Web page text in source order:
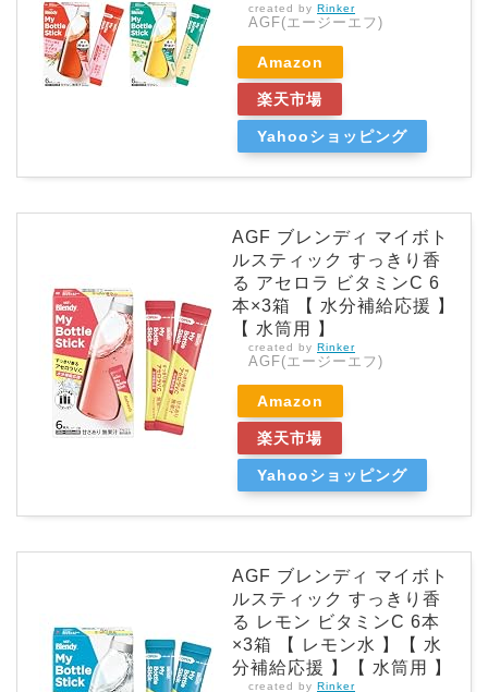
created by Rinker
AGF(エージーエフ)
Amazon
楽天市場
Yahooショッピング
AGF ブレンディ マイボト
ルスティック すっきり香
る アセロラ ビタミンC 6
本×3箱 【 水分補給応援 】
【 水筒用 】
created by Rinker
AGF(エージーエフ)
Amazon
楽天市場
Yahooショッピング
AGF ブレンディ マイボト
ルスティック すっきり香
る レモン ビタミンC 6本
×3箱 【 レモン水 】【 水
分補給応援 】【 水筒用 】
created by Rinker